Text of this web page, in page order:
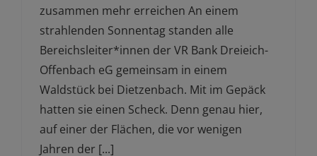
zusammen mehr erreichen An einem
strahlenden Sonnentag standen alle
Bereichsleiter*innen der VR Bank Dreieich-
Offenbach eG gemeinsam in einem
Waldstück bei Dietzenbach. Mit im Gepäck
hatten sie einen Scheck. Denn genau hier,
auf einer der Flächen, die vor wenigen
Jahren der [...]